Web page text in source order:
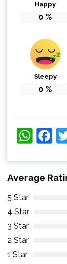
Happy
0 %
Sleepy
0 %
Average
5 Star
4 Star
3 Star
2 Star
1 Star